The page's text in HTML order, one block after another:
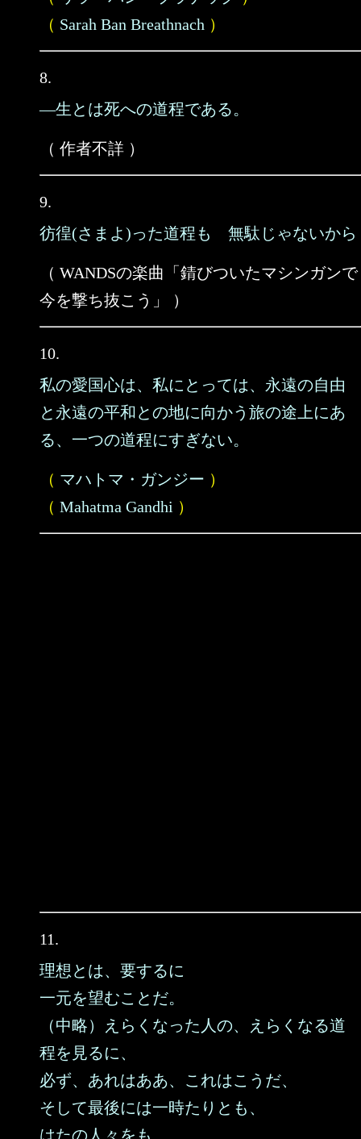
（ Sarah Ban Breathnach ）
8.
―生とは死への道程である。
（ 作者不詳 ）
9.
彷徨(さまよ)った道程も 無駄じゃないから
（ WANDSの楽曲「錆びついたマシンガンで
今を撃ち抜こう」 ）
10.
私の愛国心は、私にとっては、永遠の自由
と永遠の平和との地に向かう旅の途上にあ
る、一つの道程にすぎない。
（ マハトマ・ガンジー ）
（ Mahatma Gandhi ）
11.
理想とは、要するに
一元を望むことだ。
（中略）えらくなった人の、えらくなる道
程を見るに、
必ず、あれはああ、これはこうだ、
そして最後には一時たりとも、
はたの人々をも、